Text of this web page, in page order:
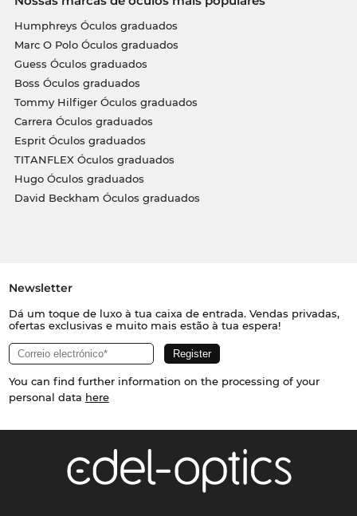
Humphreys Óculos graduados
Marc O Polo Óculos graduados
Guess Óculos graduados
Boss Óculos graduados
Tommy Hilfiger Óculos graduados
Carrera Óculos graduados
Esprit Óculos graduados
TITANFLEX Óculos graduados
Hugo Óculos graduados
David Beckham Óculos graduados
Newsletter
Dá um toque de luxo à tua caixa de entrada. Vendas privadas,
ofertas exclusivas e muito mais estão à tua espera!
You can find further information on the processing of your
personal data here